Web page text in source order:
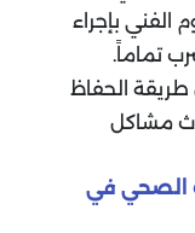
الفني بإجراء
تماماً.
الحفاظ
مشاكل
الصحي في